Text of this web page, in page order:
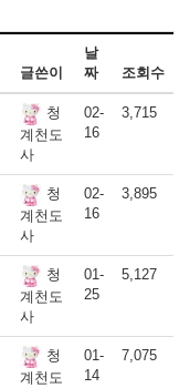
글쓴이
날
짜
조회수
청
계천도
사
02-
16
3,715
청
계천도
사
02-
16
3,895
청
계천도
사
01-
25
5,127
청
계천도
01-
14
7,075